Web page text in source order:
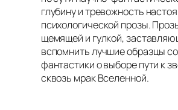
глубину и тревожность
психологической прозы.
щемящей и гулкой,
вспомнить лучшие образцы
фантастики о выборе пути к
сквозь мрак Вселенной.